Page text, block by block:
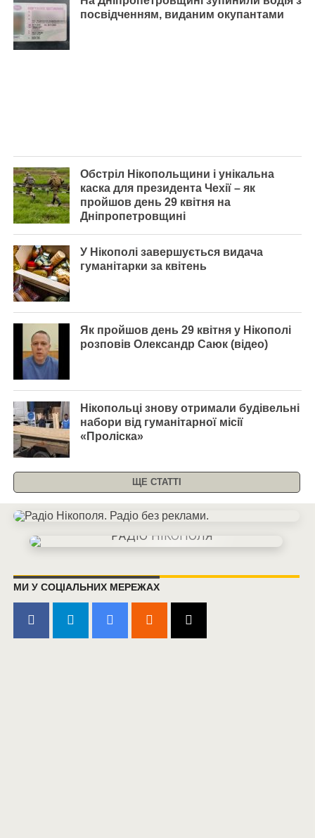
посвідченням, виданим окупантами
Обстріл Нікопольщини і унікальна
каска для президента Чехії – як
пройшов день 29 квітня на
Дніпропетровщині
У Нікополі завершується видача
гуманітарки за квітень
Як пройшов день 29 квітня у Нікополі
розповів Олександр Саюк (відео)
Нікопольці знову отримали будівельні
набори від гуманітарної місії
«Проліска»
ЩЕ СТАТТІ
МИ У СОЦІАЛЬНИХ МЕРЕЖАХ